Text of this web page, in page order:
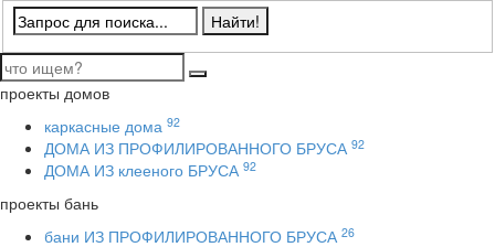
проекты домов
каркасные дома 92
ДОМА ИЗ ПРОФИЛИРОВАННОГО БРУСА 92
ДОМА ИЗ клееного БРУСА 92
проекты бань
бани ИЗ ПРОФИЛИРОВАННОГО БРУСА 26